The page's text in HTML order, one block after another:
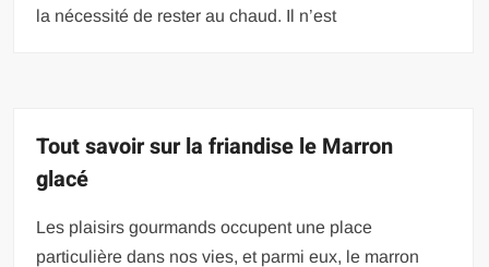
la nécessité de rester au chaud. Il n’est
Tout savoir sur la friandise le Marron
glacé
Les plaisirs gourmands occupent une place
particulière dans nos vies, et parmi eux, le marron